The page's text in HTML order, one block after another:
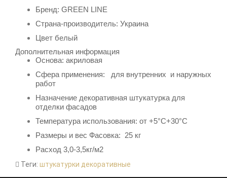
Бренд: GREEN LINE
Страна-производитель: Украина
Цвет белый
Дополнительная информация
Основа: акриловая
Сфера применения: для внутренних и наружных
работ
Назначение декоративная штукатурка для
отделки фасадов
Температура использования: от +5°С+30°С
Размеры и вес Фасовка: 25 кг
Расход 3,0-3,5кг/м2
Теги: штукатурки декоративные